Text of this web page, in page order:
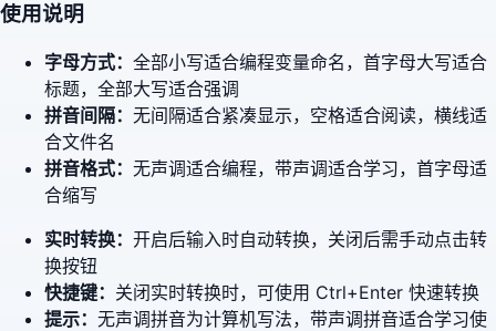
使用说明
字母方式： 全部小写适合编程变量命名，首字母大写适合
标题，全部大写适合强调
拼音间隔： 无间隔适合紧凑显示，空格适合阅读，横线适
合文件名
拼音格式： 无声调适合编程，带声调适合学习，首字母适
合缩写
实时转换： 开启后输入时自动转换，关闭后需手动点击转
换按钮
快捷键： 关闭实时转换时，可使用 Ctrl+Enter 快速转换
提示： 无声调拼音为计算机写法，带声调拼音适合学习使